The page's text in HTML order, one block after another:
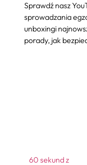
Sprawdź nasz
sprowadzania
unboxingi
porady, jak
60 sekund z